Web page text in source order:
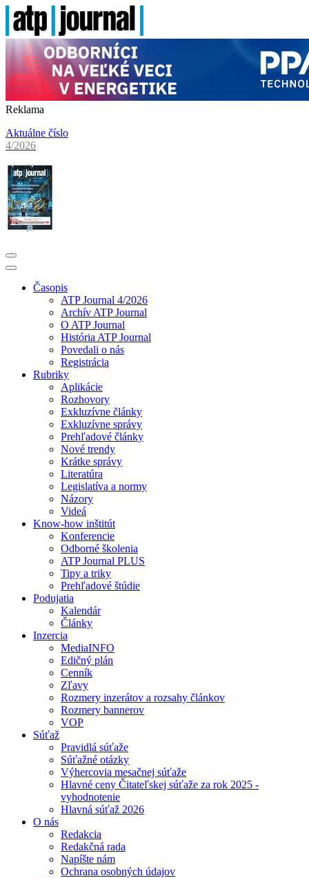
Reklama
Aktuálne číslo
4/2026
Časopis
ATP Journal 4/2026
Archív ATP Journal
O ATP Journal
História ATP Journal
Povedali o nás
Registrácia
Rubriky
Aplikácie
Rozhovory
Exkluzívne články
Exkluzívne správy
Prehľadové články
Nové trendy
Krátke správy
Literatúra
Legislatíva a normy
Názory
Videá
Know-how inštitút
Konferencie
Odborné školenia
ATP Journal PLUS
Tipy a triky
Prehľadové štúdie
Podujatia
Kalendár
Články
Inzercia
MediaINFO
Edičný plán
Cenník
Zľavy
Rozmery inzerátov a rozsahy článkov
Rozmery bannerov
VOP
Súťaž
Pravidlá súťaže
Súťažné otázky
Výhercovia mesačnej súťaže
Hlavné ceny Čitateľskej súťaže za rok 2025 -
vyhodnotenie
Hlavná súťaž 2026
O nás
Redakcia
Redakčná rada
Napíšte nám
Ochrana osobných údajov